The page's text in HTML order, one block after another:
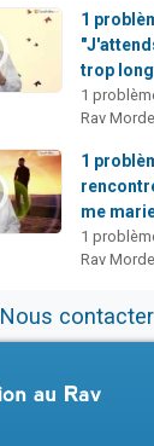
1
trop
1
Rav
1
me
1
Rav
Nous contacter